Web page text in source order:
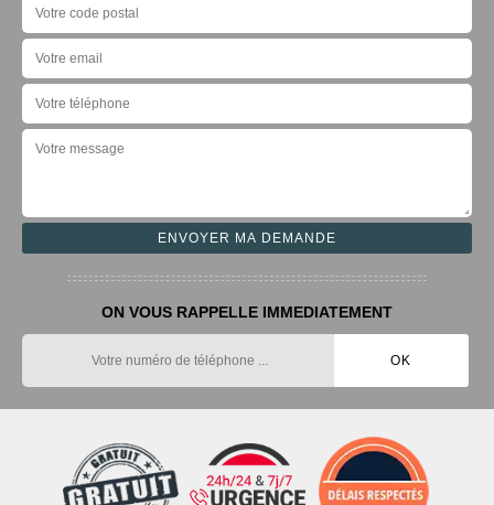
ON VOUS RAPPELLE IMMEDIATEMENT